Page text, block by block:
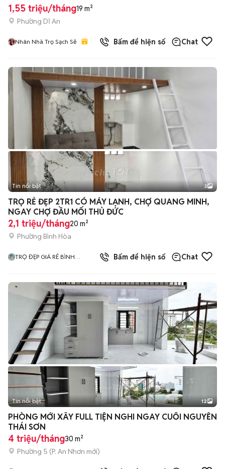
1,55 triệu/tháng19 m²
Phường Dĩ An
Nhân Nhà Trọ Sạch Sẽ Bấm để hiện số Chat
Tin nổi bật 3
TRỌ RẺ ĐẸP 2TR1 CÓ MÁY LẠNH, CHỢ QUANG MINH,
NGAY CHỢ ĐẦU MỐI THỦ ĐỨC
2,1 triệu/tháng20 m²
Phường Bình Hòa
TRỌ ĐẸP GIÁ RẺ BÌNH
1đã bán
Bấm để hiện số Chat
+2
Tin nổi bật 12
PHÒNG MỚI XÂY FULL TIỆN NGHI NGAY CUỐI NGUYỄN
THÁI SƠN
4 triệu/tháng30 m²
Phường 5 (P. An Nhơn mới)